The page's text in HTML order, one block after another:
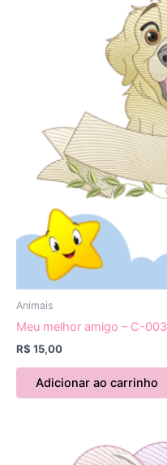
Animais
Meu melhor amigo – C-003
R$ 15,00
Adicionar ao carrinho